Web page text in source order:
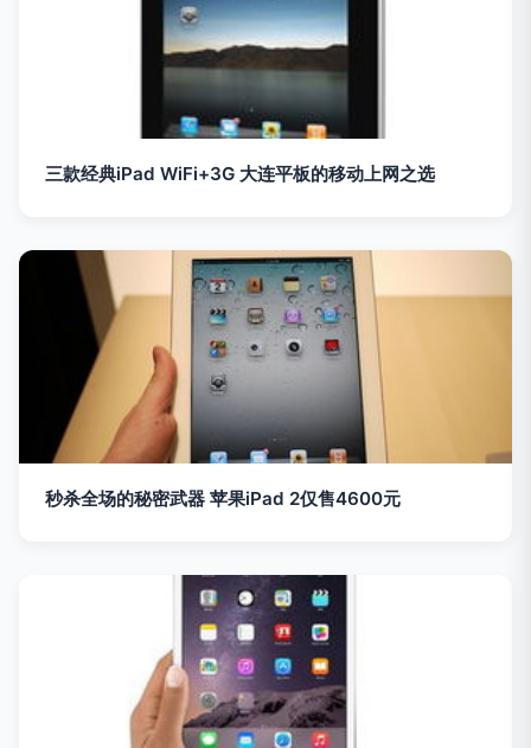
三款经典iPad WiFi+3G 大连平板的移动上网之选
秒杀全场的秘密武器 苹果iPad 2仅售4600元